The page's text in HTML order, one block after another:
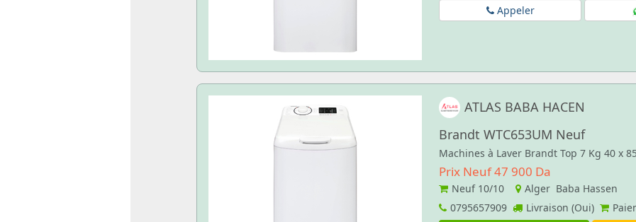
Appeler
ATLAS BABA HACEN
Brandt WTC653UM Neuf
Machines à Laver Brandt Top 7 Kg 40 x
Prix Neuf 47 900 Da
Neuf 10/10 Alger Baba Hassen
0795657909
Livraison (Oui)